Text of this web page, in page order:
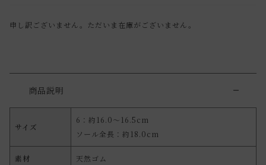
申し訳ございません。ただいま在庫がございません。
商品説明
サイズ
6：約16.0～16.5cm
ソール全長：約18.0cm
素材 天然ゴム